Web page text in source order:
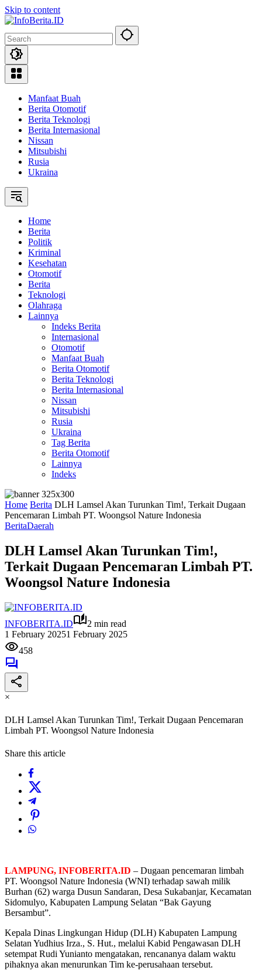
Skip to content
Manfaat Buah
Berita Otomotif
Berita Teknologi
Berita Internasional
Nissan
Mitsubishi
Rusia
Ukraina
Home
Berita
Politik
Kriminal
Kesehatan
Otomotif
Berita
Teknologi
Olahraga
Lainnya
Indeks Berita
Internasional
Otomotif
Manfaat Buah
Berita Otomotif
Berita Teknologi
Berita Internasional
Nissan
Mitsubishi
Rusia
Ukraina
Tag Berita
Berita Otomotif
Lainnya
Indeks
Home Berita DLH Lamsel Akan Turunkan Tim!, Terkait Dugaan
Pencemaran Limbah PT. Woongsol Nature Indonesia
BeritaDaerah
DLH Lamsel Akan Turunkan Tim!,
Terkait Dugaan Pencemaran Limbah PT.
Woongsol Nature Indonesia
INFOBERITA.ID
2 min read
1 February 20251 February 2025
458
×
DLH Lamsel Akan Turunkan Tim!, Terkait Dugaan Pencemaran
Limbah PT. Woongsol Nature Indonesia
Share this article
LAMPUNG, INFOBERITA.ID – Dugaan pencemaran limbah
PT. Woongsol Nature Indonesia (WNI) terhadap sawah milik
Burhan (62) warga Dusun Sandaran, Desa Sukabanjar, Kecamatan
Sidomulyo, Kabupaten Lampung Selatan “Bak Gayung
Bersambut”.
Kepala Dinas Lingkungan Hidup (DLH) Kabupaten Lampung
Selatan Yudhius Irza., S. Hut., melalui Kabid Pengawasan DLH
setempat Rudi Yunianto mengatakan, rencananya dalam waktu
pihaknya akan menurunkan Tim ke-perusahaan tersebut.